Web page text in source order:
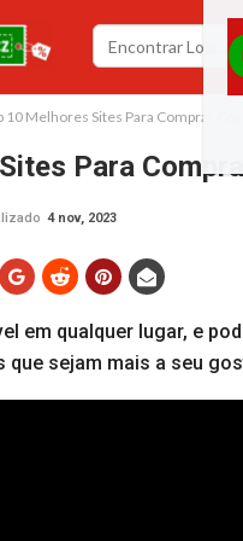
10 Melhores Sites Para Comprar
Para
4 nov, 2023
em qualquer lugar, e
sejam mais a seu